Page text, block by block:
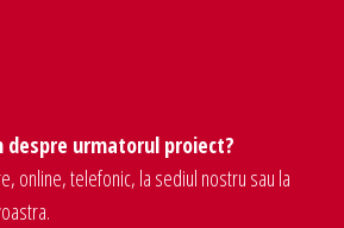
despre urmatorul proiect?
online, telefonic, la sediul nostru sau la